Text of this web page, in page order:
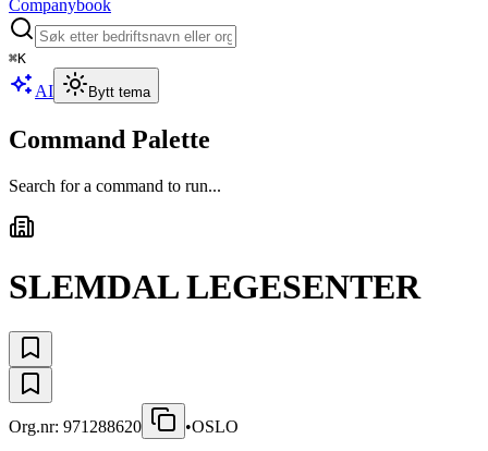
Companybook
⌘K
AI Bytt tema
Command Palette
Search for a command to run...
SLEMDAL LEGESENTER
Org.nr: 971288620 •OSLO